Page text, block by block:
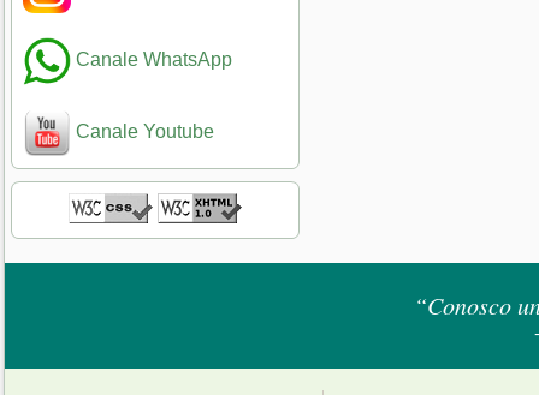
Canale WhatsApp
Canale Youtube
“Conosco